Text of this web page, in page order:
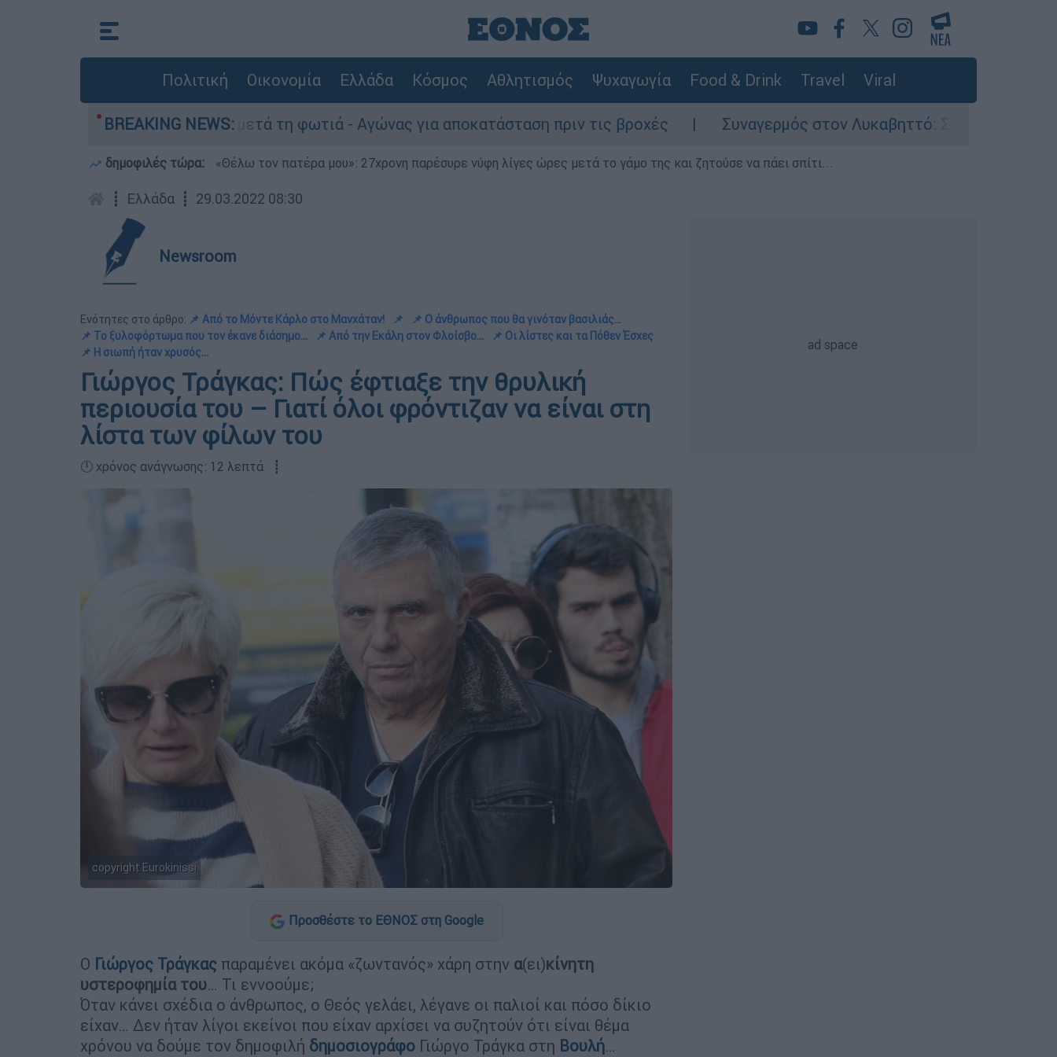
Πολιτική Οικονομία Ελλάδα Κόσμος Αθλητισμός Ψυχαγωγία Food & Drink Travel Viral
BREAKING NEWS:
Γερμανό μετά τη φωτιά - Αγώνας για αποκατάσταση πριν τις βροχές Συναγερμός στον Λυκαβηττό: Σορός σε προχωρημένη σήψη
δημοφιλές τώρα: «Θέλω τον πατέρα μου»: 27χρονη παρέσυρε νύφη λίγες ώρες μετά το γάμο της και ζητούσε να πάει σπίτι...
┋ Ελλάδα ┋ 29.03.2022 08:30
Newsroom
Ενότητες στο άρθρο: 📌 Από το Μόντε Κάρλο στο Μανχάταν! 📌
📌 Ο άνθρωπος που θα γινόταν βασιλιάς...
📌 Το ξυλοφόρτωμα που τον έκανε διάσημο...
📌 Από την Εκάλη στον Φλοίσβο...
📌 Οι λίστες και τα Πόθεν Έσχες
📌 Η σιωπή ήταν χρυσός...
Γιώργος Τράγκας: Πώς έφτιαξε την θρυλική
περιουσία του – Γιατί όλοι φρόντιζαν να είναι στη
λίστα των φίλων του
🕛 χρόνος ανάγνωσης: 12 λεπτά ┋
copyright Eurokinissi
Προσθέστε το ΕΘΝΟΣ στη Google
Ο Γιώργος Τράγκας παραμένει ακόμα «ζωντανός» χάρη στην α(ει)κίνητη
υστεροφημία του… Τι εννοούμε;
Όταν κάνει σχέδια ο άνθρωπος, ο Θεός γελάει, λέγανε οι παλιοί και πόσο δίκιο
είχαν… Δεν ήταν λίγοι εκείνοι που είχαν αρχίσει να συζητούν ότι είναι θέμα
χρόνου να δούμε τον δημοφιλή δημοσιογράφο Γιώργο Τράγκα στη Βουλή…